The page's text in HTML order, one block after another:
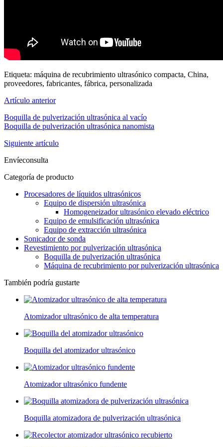
Etiqueta: máquina de recubrimiento ultrasónico compacta, China,
proveedores, fabricantes, fábrica, personalizada
Artículo anterior
Boquilla de pulverización ultrasónica al vacío
Boquilla de pulverización ultrasónica nanomista
Siguiente artículo
Envíeconsulta
Categoría de producto
Procesadores de líquidos ultrasónicos
Equipo de dispersión ultrasónica
Homogeneizador ultrasónico elevado eléctrico
Equipo de emulsificación ultrasónica
Equipo de extracción ultrasónica
Sonicador de sonda
Revestimiento por pulverización ultrasónica
Boquilla de pulverización ultrasónica
Máquina de recubrimiento por pulverización ultrasónica
También podría gustarte
Atomizador ultrasónico de alta temperatura
Boquilla del atomizador ultrasónico
Atomizador ultrasónico fundente
Boquilla atomizadora de pulverización ultrasónica